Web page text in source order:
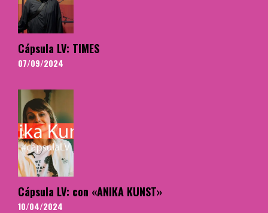
Cápsula LV: TIMES
07/09/2024
Cápsula LV: con «ANIKA KUNST»
10/04/2024